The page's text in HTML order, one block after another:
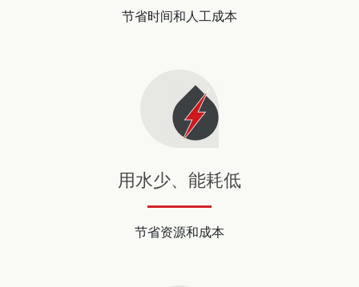
节省时间和人工成本
用水少、能耗低
节省资源和成本